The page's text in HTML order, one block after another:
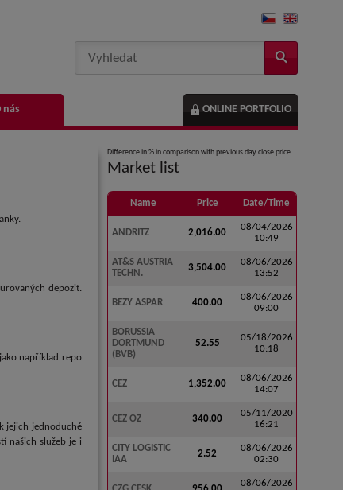
nás ONLINE PORTFOLIO
Difference in % in comparison with previous day close price.
Market list
Name Price Date/Time
ANDRITZ 2,016.00
08/04/2026
10:49
AT&S AUSTRIA
TECHN.
3,504.00
08/06/2026
13:52
BEZY ASPAR 400.00
08/06/2026
09:00
BORUSSIA
DORTMUND
(BVB)
52.55
05/18/2026
10:18
CEZ 1,352.00
08/06/2026
14:07
CEZ OZ 340.00
05/11/2020
16:21
CITY LOGISTIC
IAA
2.52
08/06/2026
02:30
08/06/2026
depozit.
například repo
jejich jednoduché
našich služeb je i